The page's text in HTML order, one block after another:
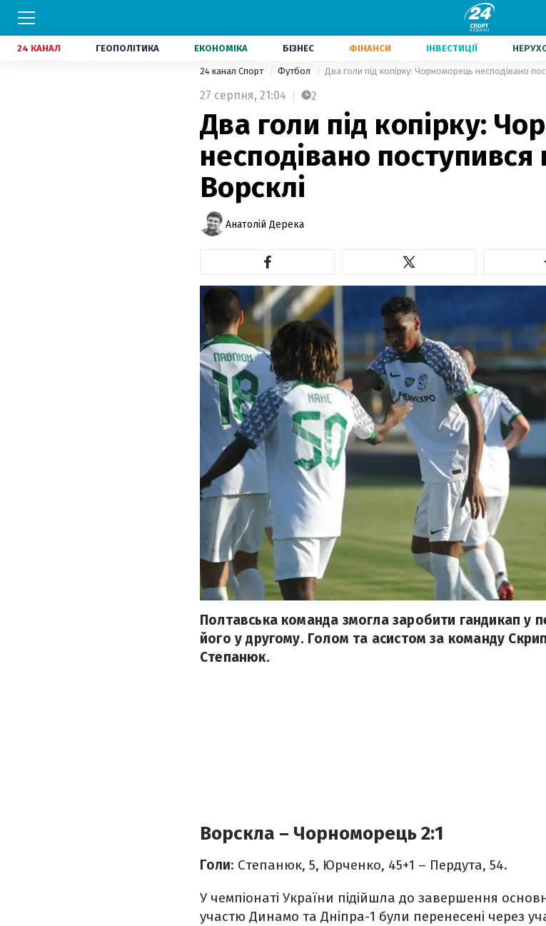
24 КАНАЛ ГЕОПОЛІТИКА ЕКОНОМІКА БІЗНЕС ФІНАНСИ ІНВЕСТИЦІЇ
24 канал Спорт Футбол Два голи під копірку: Чорноморець несподівано
27 серпня, 21:04 2
Два голи під копірку:
несподівано поступився
Ворсклі
Анатолій Дерека
Полтавська команда змогла заробити гандикап у
його у другому. Голом та асистом за команду
Степанюк.
Ворскла – Чорноморець 2:1
Голи: Степанюк, 5, Юрченко, 45+1 – Пердута, 54.
У чемпіонаті України підійшла до завершення
участю Динамо та Дніпра-1 були перенесені через